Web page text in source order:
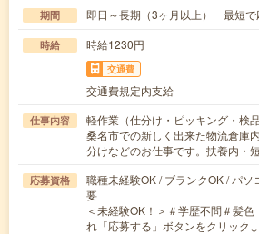
期間 即日～長期（3ヶ月以上） 最短で
時給 時給1230円
交通費
交通費規定内支給
仕事内容
軽作業（仕分け・ピッキング・検
桑名市での新しく出来た物流倉庫
分けなどのお仕事です。扶養内・
応募資格
職種未経験OK / ブランクOK / パソ
要
＜未経験OK！＞＃学歴不問＃髪
れ「応募する」ボタンをクリック